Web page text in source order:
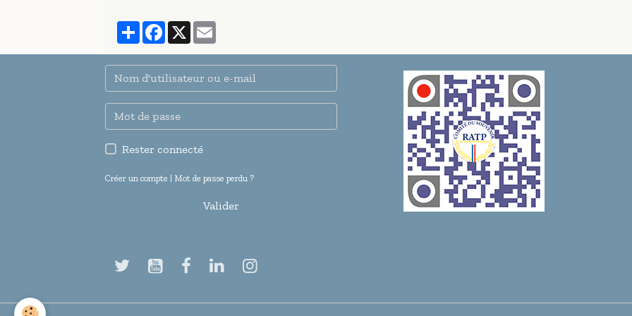
PartagerFacebook
X
Rester connecté
Créer un compte | Mot de passe perdu ?
Valider